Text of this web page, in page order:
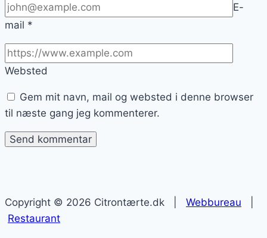
E-
mail *
Websted
Gem mit navn, mail og websted i denne browser
til næste gang jeg kommenterer.
Copyright © 2026 Citrontærte.dk | Webbureau
Restaurant